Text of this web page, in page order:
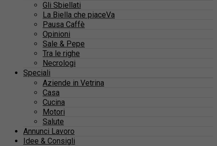
Gli Sbiellati
La Biella che piaceVa
Pausa Caffè
Opinioni
Sale & Pepe
Tra le righe
Necrologi
Speciali
Aziende in Vetrina
Casa
Cucina
Motori
Salute
Annunci Lavoro
Idee & Consigli